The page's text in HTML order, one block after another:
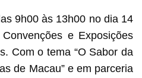
9h00 às 13h00 no dia 14
e Exposições
Com o tema “O Sabor da
de Macau” e em parceria